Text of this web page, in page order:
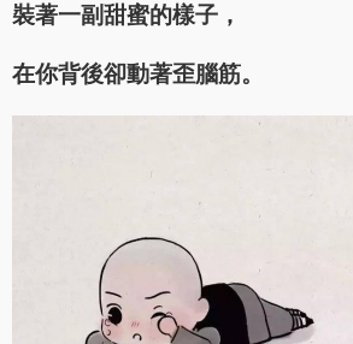
裝著一副甜蜜的樣子，
在你背後卻動著歪腦筋。